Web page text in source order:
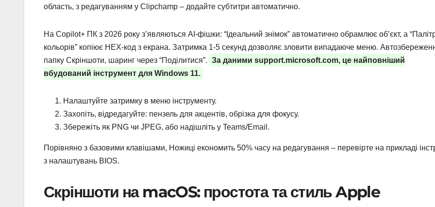
область, з редагуванням у Clipchamp – додайте субтитри автоматично.
На Copilot+ ПК з 2026 року з’являються AI-фішки: “Ідеальний знімок” автоматично обрамлює об’єкт, а
кольорів” копіює HEX-код з екрана. Затримка 1-5 секунд дозволяє зловити випадаюче меню.
папку Скріншоти, шаринг через “Поділитися”. За даними support.microsoft.com, це найповніший
вбудований інструмент для Windows 11.
Налаштуйте затримку в меню інструменту.
Захопіть, відредагуйте: пензель для акцентів, обрізка для фокусу.
Збережіть як PNG чи JPEG, або надішліть у Teams/Email.
Порівняно з базовими клавішами, Ножиці економить 50% часу на редагування – перевірте на прикладі
з налаштувань BIOS.
Скріншоти на macOS: простота та стиль Apple